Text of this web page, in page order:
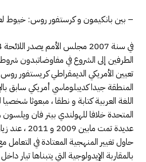
– بين بانكيمون و كرستفور روس: خيوط
الطرفين إلى الشروع في مفاوضاتبدون
تعيين الأمريكي الديمقراطي كريستفور
المنطقة جيدا كديبلوماسي أمريكي سابق
اللغة العربية كتابة و نطقا ، مبعوثا شخصيا
المتحدة خلافا للهولندي بيتر فان
عديدة تمت
حاول تغيير المنهجية المعتادة في التعامل
بالمقاربة الإيدولوجية التي يتبناها تيار